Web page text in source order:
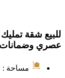
عصري وضمانات
مساحة :